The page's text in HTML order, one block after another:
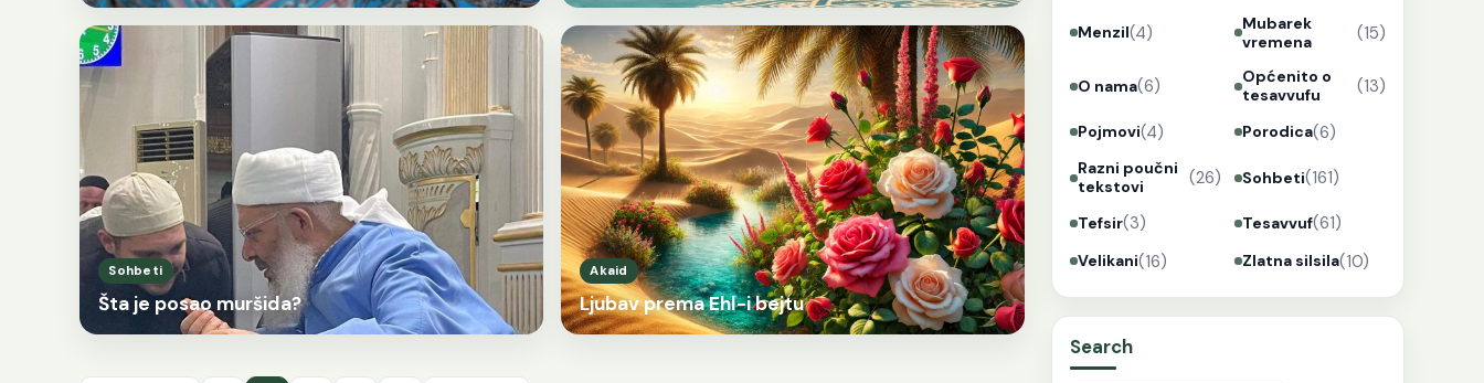
Sohbeti
Šta je posao muršida?
Akaid
Ljubav prema Ehl-i bejtu
Menzil(4)
Mubarek
vremena
(15)
O nama(6)
Općenito o
tesavvufu
(13)
Pojmovi(4) Porodica(6)
Razni poučni
tekstovi
(26) Sohbeti(161)
Tefsir(3) Tesavvuf(61)
Velikani(16) Zlatna silsila(10)
Search